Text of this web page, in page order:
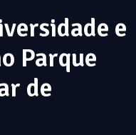
e
Parque
de